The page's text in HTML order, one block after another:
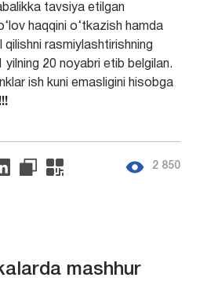
tavsiya etilgan
haqqini о‘tkazish hamda
rasmiylashtirishning
yilning 20 noyabri etib belgilan.
ish kuni emasligini hisobga
2 850
mashhur